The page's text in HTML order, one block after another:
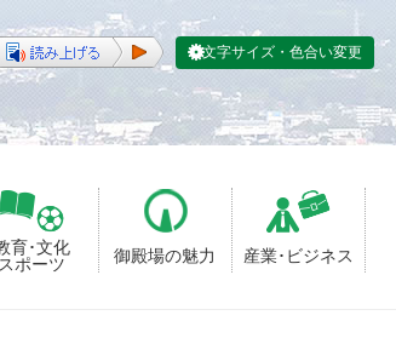
育･文化
スポーツ
御殿場の魅力 産業･ビジネス
文字サイズ・色合い変更